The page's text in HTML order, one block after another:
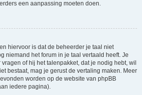
een aanpassing moeten doen.
hiervoor is dat de beheerder je taal niet
niemand het forum in je taal vertaald heeft. Je
of hij het talenpakket, dat je nodig hebt, wil
bestaat, mag je gerust de vertaling maken. Meer
worden op de website van phpBB
iedere pagina).